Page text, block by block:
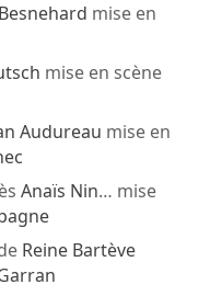
mise en
mise en scène
Audureau mise en
Anaïs Nin… mise
Reine Bartève